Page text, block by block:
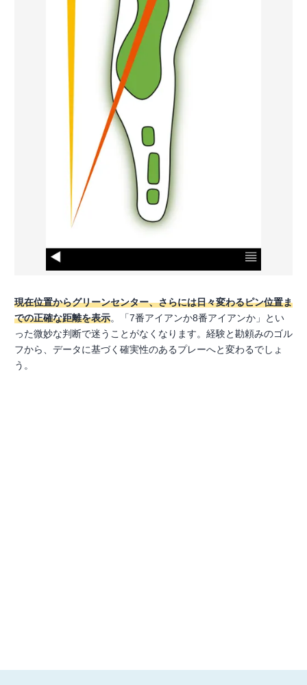
現在位置からグリーンセンター、さらには日々変わるピン位置ま
での正確な距離を表示。「7番アイアンか8番アイアンか」とい
った微妙な判断で迷うことがなくなります。経験と勘頼みのゴル
フから、データに基づく確実性のあるプレーへと変わるでしょ
う。